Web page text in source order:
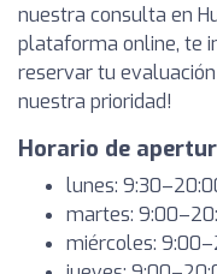
nuestra consulta en
plataforma online, te
reservar tu
nuestra prioridad!
Horario de
lunes:
martes:
miércoles: